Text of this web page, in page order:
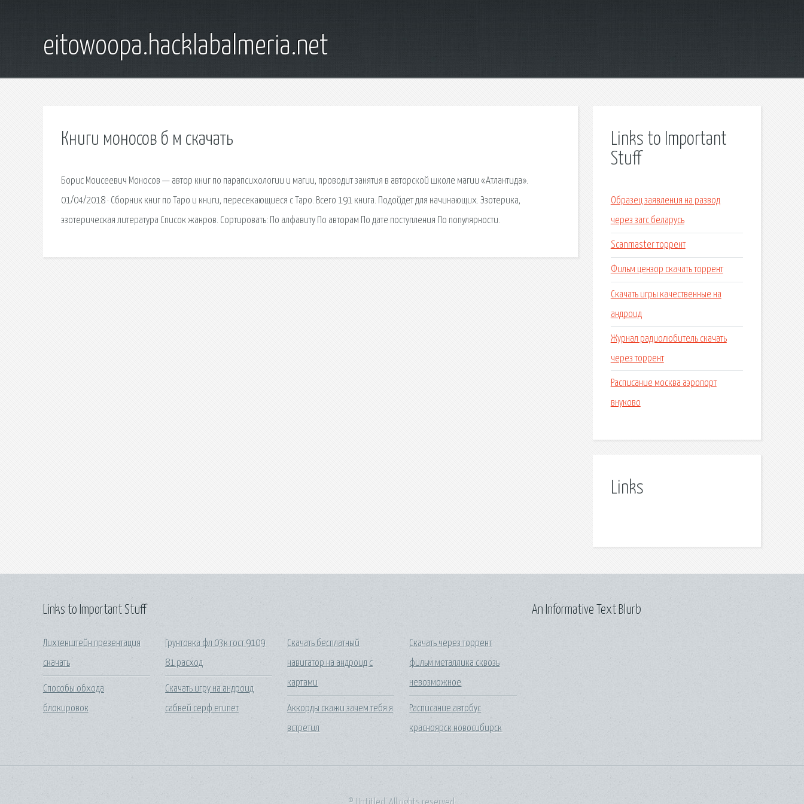
eitowoopa.hacklabalmeria.net
Книги моносов б м скачать
Борис Моисеевич Моносов — автор книг по парапсихологии и магии, проводит занятия в авторской школе магии «Атлантида».
01/04/2018 · Сборник книг по Таро и книги, пересекающиеся с Таро. Всего 191 книга. Подойдет для начинающих. Эзотерика,
эзотерическая литература Список жанров. Сортировать: По алфавиту По авторам По дате поступления По популярности.
Links to Important
Stuff
Образец заявления на развод
через загс беларусь
Scanmaster торрент
Фильм цензор скачать торрент
Скачать игры качественные на
андроид
Журнал радиолюбитель скачать
через торрент
Расписание москва аэропорт
внуково
Links
Links to Important Stuff
Лихтенштейн презентация
скачать
Способы обхода
блокировок
Грунтовка фл 03к гост 9109
81 расход
Скачать игру на андроид
сабвей серф египет
Скачать бесплатный
навигатор на андроид с
картами
Аккорды скажи зачем тебя я
встретил
Скачать через торрент
фильм металлика сквозь
невозможное
Расписание автобус
красноярск новосибирск
An Informative Text Blurb